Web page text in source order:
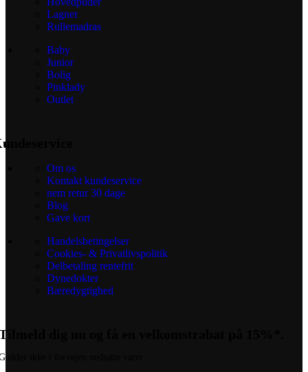
Lagner
Rullemadras
Baby
Junior
Bolig
Pinklady
Outlet
Om os
Kontakt kundeservice
nem retur 30 dage
Blog
Gave kort
Handelsbetingelser
Cookies- & Privatlivspolitik
Delbetaling rentefrit
Dynedokter
Bæredygtighed
dig nu og få en velkomstrabat på 15%*.
ikke i forvejen nedsatte varer